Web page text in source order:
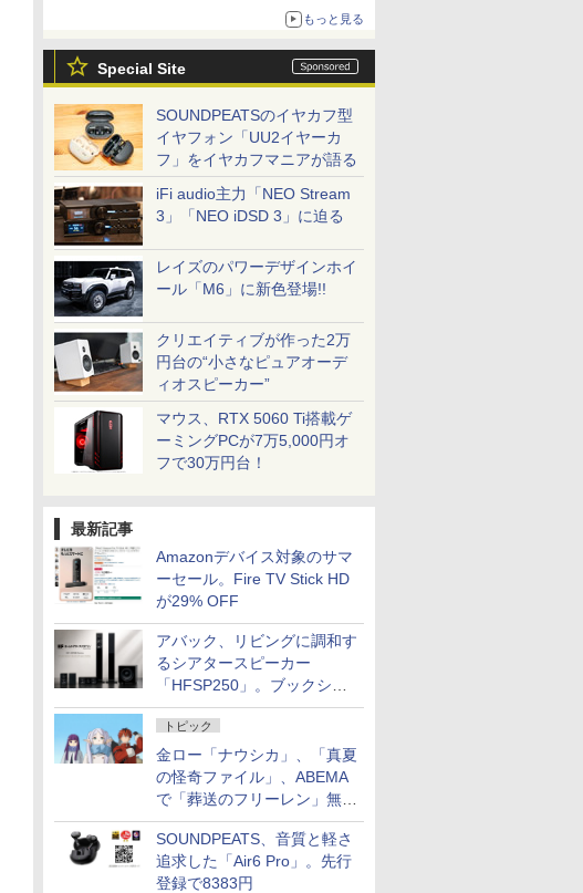
もっと見る
Special Site
SOUNDPEATSのイヤカフ型
イヤフォン「UU2イヤーカ
フ」をイヤカフマニアが語る
iFi audio主力「NEO Stream
3」「NEO iDSD 3」に迫る
レイズのパワーデザインホイ
ール「M6」に新色登場!!
クリエイティブが作った2万
円台の“小さなピュアオーデ
ィオスピーカー”
マウス、RTX 5060 Ti搭載ゲ
ーミングPCが7万5,000円オ
フで30万円台！
最新記事
Amazonデバイス対象のサマ
ーセール。Fire TV Stick HD
が29% OFF
アバック、リビングに調和す
るシアタースピーカー
「HFSP250」。ブックシェ
ルフはペア3万円以下
トピック
金ロー「ナウシカ」、「真夏
の怪奇ファイル」、ABEMA
で「葬送のフリーレン」無料
配信など。夏の特番・配信情
報
SOUNDPEATS、音質と軽さ
追求した「Air6 Pro」。先行
登録で8383円